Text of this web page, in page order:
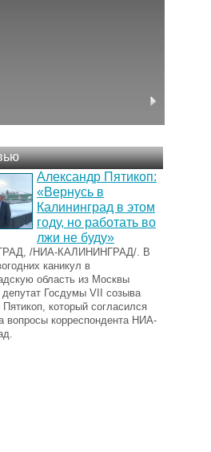
Александр Пятикоп:
«Вернусь в
Калининград в этом
году, но работать во
лжи не буду»
/НИА-КАЛИНИНГРАД/. В
каникул в
область из Москвы
депутат Госдумы VII созыва
который согласился
вопросы корреспондента НИА-